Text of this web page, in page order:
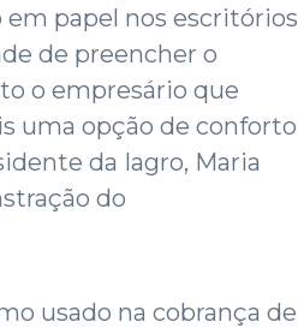
em papel nos escritórios
de preencher o
o empresário que
uma opção de conforto
da Iagro, Maria
do
usado na cobrança de